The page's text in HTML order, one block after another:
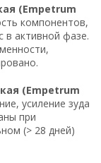
(Empetrum
компонентов,
в активной фазе.
(Empetrum
усиление зуда
при
(> 28 дней)